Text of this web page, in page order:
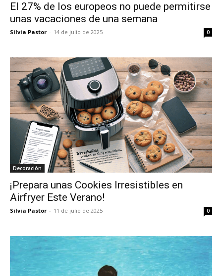
El 27% de los europeos no puede permitirse
unas vacaciones de una semana
Silvia Pastor - 14 de julio de 2025 0
Decoración
¡Prepara unas Cookies Irresistibles en
Airfryer Este Verano!
Silvia Pastor - 11 de julio de 2025 0